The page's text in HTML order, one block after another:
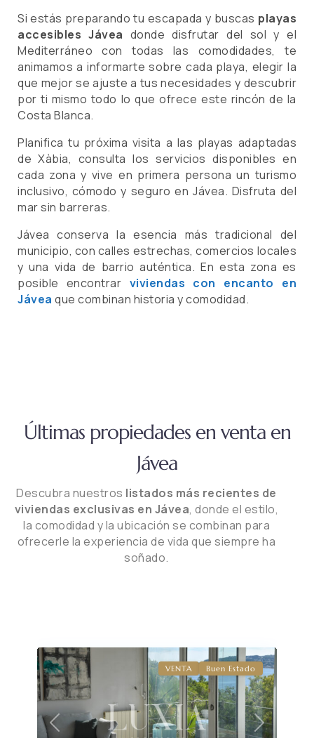
Si estás preparando tu escapada y buscas playas
accesibles Jávea donde disfrutar del sol y el
Mediterráneo con todas las comodidades, te
animamos a informarte sobre cada playa, elegir la
que mejor se ajuste a tus necesidades y descubrir
por ti mismo todo lo que ofrece este rincón de la
Costa Blanca.
Planifica tu próxima visita a las playas adaptadas
de Xàbia, consulta los servicios disponibles en
cada zona y vive en primera persona un turismo
inclusivo, cómodo y seguro en Jávea. Disfruta del
mar sin barreras.
Jávea conserva la esencia más tradicional del
municipio, con calles estrechas, comercios locales
y una vida de barrio auténtica. En esta zona es
posible encontrar viviendas con encanto en
Jávea que combinan historia y comodidad.
Últimas propiedades en venta en
Jávea
Descubra nuestros listados más recientes de
viviendas exclusivas en Jávea, donde el estilo,
la comodidad y la ubicación se combinan para
ofrecerle la experiencia de vida que siempre ha
soñado.
Previous Next
VENTA Buen Estado